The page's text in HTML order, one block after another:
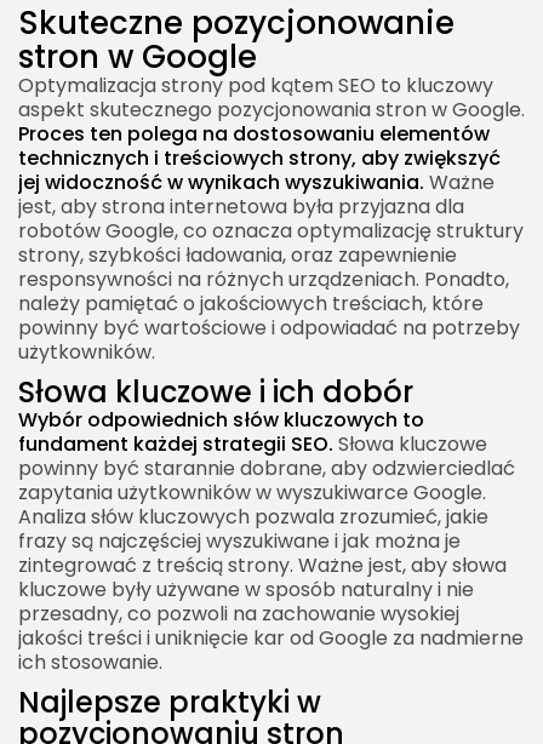
Skuteczne pozycjonowanie
stron w Google
Optymalizacja strony pod kątem SEO to kluczowy
aspekt skutecznego pozycjonowania stron w Google.
Proces ten polega na dostosowaniu elementów
technicznych i treściowych strony, aby zwiększyć
jej widoczność w wynikach wyszukiwania. Ważne
jest, aby strona internetowa była przyjazna dla
robotów Google, co oznacza optymalizację struktury
strony, szybkości ładowania, oraz zapewnienie
responsywności na różnych urządzeniach. Ponadto,
należy pamiętać o jakościowych treściach, które
powinny być wartościowe i odpowiadać na potrzeby
użytkowników.
Słowa kluczowe i ich dobór
Wybór odpowiednich słów kluczowych to
fundament każdej strategii SEO. Słowa kluczowe
powinny być starannie dobrane, aby odzwierciedlać
zapytania użytkowników w wyszukiwarce Google.
Analiza słów kluczowych pozwala zrozumieć, jakie
frazy są najczęściej wyszukiwane i jak można je
zintegrować z treścią strony. Ważne jest, aby słowa
kluczowe były używane w sposób naturalny i nie
przesadny, co pozwoli na zachowanie wysokiej
jakości treści i uniknięcie kar od Google za nadmierne
ich stosowanie.
Najlepsze praktyki w
pozycjonowaniu stron